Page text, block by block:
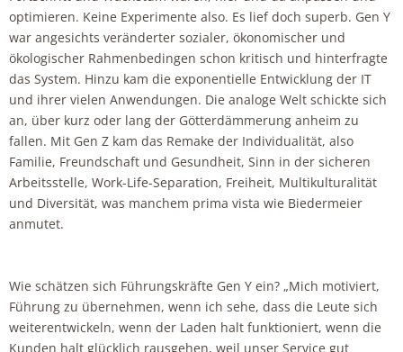
optimieren. Keine Experimente also. Es lief doch superb. Gen Y
war angesichts veränderter sozialer, ökonomischer und
ökologischer Rahmenbedingen schon kritisch und hinterfragte
das System. Hinzu kam die exponentielle Entwicklung der IT
und ihrer vielen Anwendungen. Die analoge Welt schickte sich
an, über kurz oder lang der Götterdämmerung anheim zu
fallen. Mit Gen Z kam das Remake der Individualität, also
Familie, Freundschaft und Gesundheit, Sinn in der sicheren
Arbeitsstelle, Work-Life-Separation, Freiheit, Multikulturalität
und Diversität, was manchem prima vista wie Biedermeier
anmutet.
Wie schätzen sich Führungskräfte Gen Y ein? „Mich motiviert,
Führung zu übernehmen, wenn ich sehe, dass die Leute sich
weiterentwickeln, wenn der Laden halt funktioniert, wenn die
Kunden halt glücklich rausgehen, weil unser Service gut